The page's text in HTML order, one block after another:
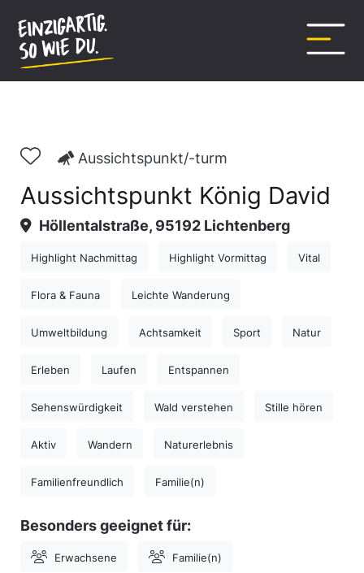
springen
Aussichtspunkt/-turm
Aussichtspunkt König David
Höllentalstraße, 95192 Lichtenberg
Highlight Nachmittag Highlight Vormittag Vital
Flora & Fauna Leichte Wanderung
Umweltbildung Achtsamkeit Sport Natur
Erleben Laufen Entspannen
Sehenswürdigkeit Wald verstehen Stille hören
Aktiv Wandern Naturerlebnis
Familienfreundlich Familie(n)
Besonders geeignet für:
Erwachsene Familie(n)